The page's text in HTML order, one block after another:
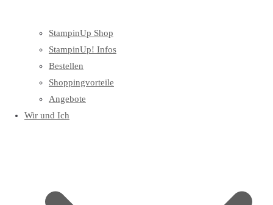
StampinUp Shop
StampinUp! Infos
Bestellen
Shoppingvorteile
Angebote
Wir und Ich